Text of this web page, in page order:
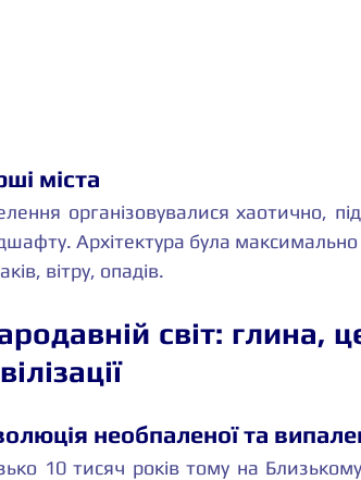
міста
організовувалися хаотично,
Архітектура була
вітру, опадів.
світ: глина,
необпаленої та
10 тисяч років тому на